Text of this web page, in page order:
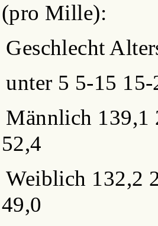
(pro Mille):
Geschlecht
unter 5 5-15
Männlich 139,1
52,4
Weiblich 132,2
49,0